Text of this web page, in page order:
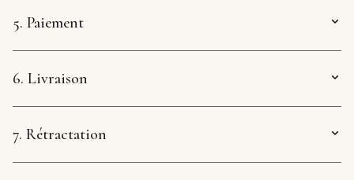
5. Paiement
6. Livraison
7. Rétractation